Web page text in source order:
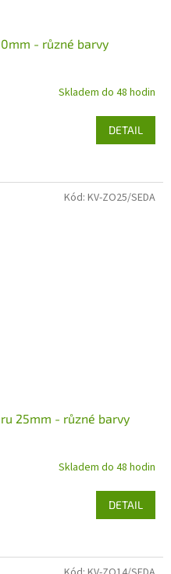
- různé barvy
Skladem do 48 hodin
DETAIL
25mm - různé barvy
Skladem do 48 hodin
DETAIL
Kód: KV-ZO25/SEDA